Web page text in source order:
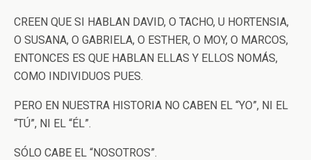
CREEN QUE SI HABLAN DAVID, O TACHO, U HORTENSIA,
O SUSANA, O GABRIELA, O ESTHER, O MOY, O MARCOS,
ENTONCES ES QUE HABLAN ELLAS Y ELLOS NOMÁS,
COMO INDIVIDUOS PUES.
PERO EN NUESTRA HISTORIA NO CABEN EL “YO”, NI EL
“TÚ”, NI EL “ÉL”.
SÓLO CABE EL “NOSOTROS”.